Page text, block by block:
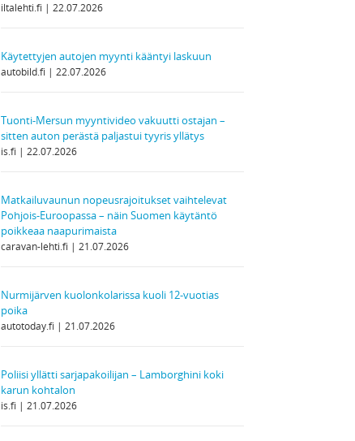
iltalehti.fi 22.07.2026
Käytettyjen autojen myynti kääntyi laskuun
autobild.fi 22.07.2026
Tuonti-Mersun myyntivideo vakuutti ostajan –
sitten auton perästä paljastui tyyris yllätys
is.fi 22.07.2026
Matkailuvaunun nopeusrajoitukset vaihtelevat
Pohjois-Euroopassa – näin Suomen käytäntö
poikkeaa naapurimaista
caravan-lehti.fi 21.07.2026
Nurmijärven kuolonkolarissa kuoli 12-vuotias
poika
autotoday.fi 21.07.2026
Poliisi yllätti sarjapakoilijan – Lamborghini koki
karun kohtalon
is.fi 21.07.2026